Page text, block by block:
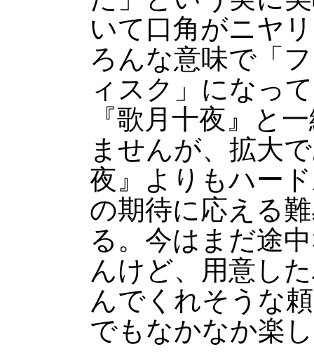
いて口角がニヤ
ろんな意味で「
ィスク」になっ
『歌月十夜』と
ませんが、拡大
夜』よりもハー
の期待に応える
る。今はまだ途
んけど、用意し
んでくれそうな
でもなかなか楽